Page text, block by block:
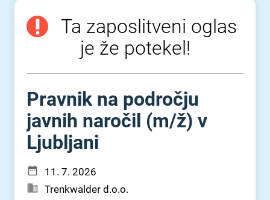
Ta zaposlitveni oglas
je že potekel!
Pravnik na področju
javnih naročil (m⁠/⁠ž) v
Ljubljani
11. 7. 2026
Trenkwalder d.o.o.